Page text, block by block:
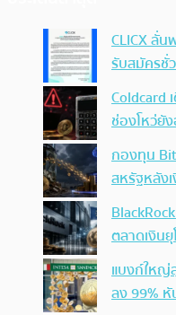
CLICX ลั่
รับสมัครชั่
Coldcard
ช่องโหว่ยัง
กองทุน
สหรัฐหลัง
ตลาดเงิน
แบงก์ใหญ่
ลง 99% หั